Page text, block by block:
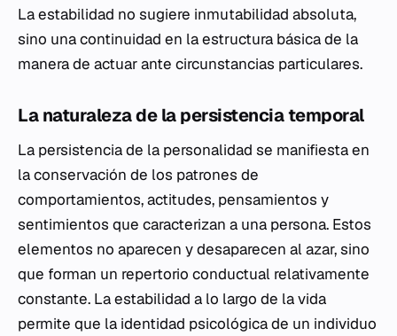
La estabilidad no sugiere inmutabilidad absoluta,
sino una continuidad en la estructura básica de la
manera de actuar ante circunstancias particulares.
La naturaleza de la persistencia temporal
La persistencia de la personalidad se manifiesta en
la conservación de los patrones de
comportamientos, actitudes, pensamientos y
sentimientos que caracterizan a una persona. Estos
elementos no aparecen y desaparecen al azar, sino
que forman un repertorio conductual relativamente
constante. La estabilidad a lo largo de la vida
permite que la identidad psicológica de un individuo